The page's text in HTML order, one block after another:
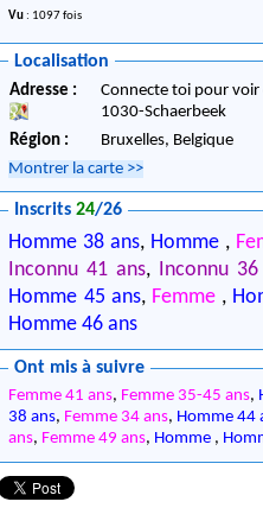
Vu : 1097 fois
Localisation
Adresse :
Connecte toi pour
1030-Schaerbeek
Région :
Bruxelles, Belgique
Montrer la carte >>
Inscrits24/26
Homme 38 ans, Homme ,
Inconnu 41 ans, Inconnu
Homme 45 ans, Femme ,
Homme 46 ans
Ont mis à suivre
Femme 41 ans, Femme 35-45 ans,
38 ans, Femme 34 ans, Homme 44
ans, Femme 49 ans, Homme ,